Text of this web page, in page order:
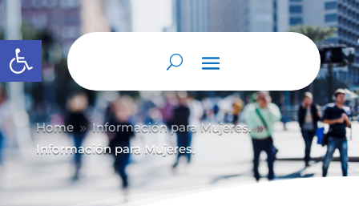
Abrir barra de herramientas
Home 9 Información para Mujeres. 9
Información para Mujeres.